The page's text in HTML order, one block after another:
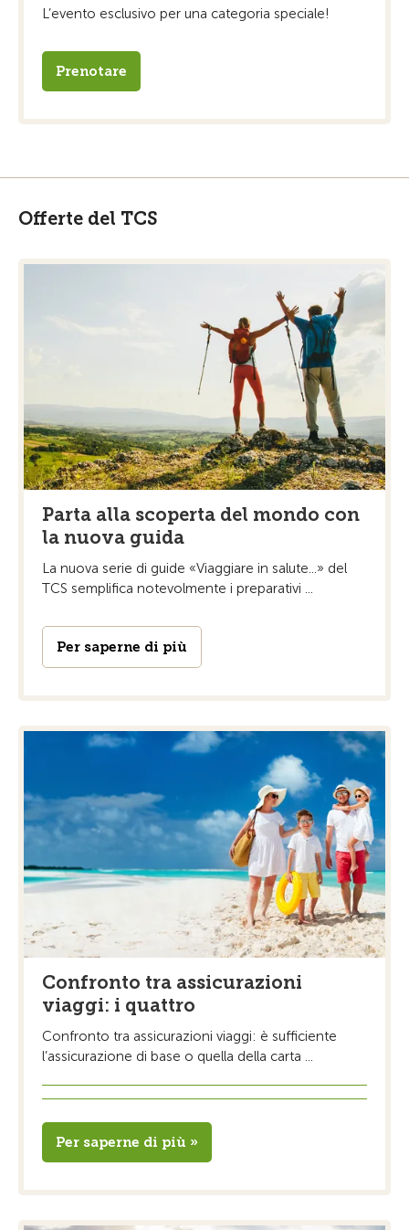
L’evento esclusivo per una categoria speciale!
Prenotare
Offerte del TCS
Parta alla scoperta del mondo con
la nuova guida
La nuova serie di guide «Viaggiare in salute...» del
TCS semplifica notevolmente i preparativi ...
Per saperne di più
Confronto tra assicurazioni
viaggi: i quattro
Confronto tra assicurazioni viaggi: è sufficiente
l’assicurazione di base o quella della carta ...
Per saperne di più »